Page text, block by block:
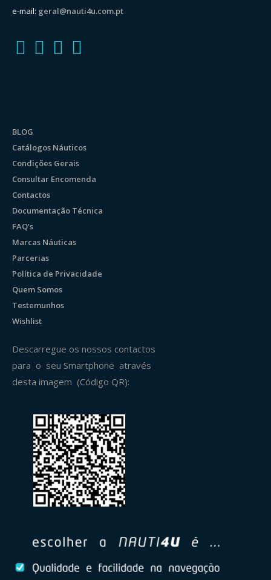
e-mail: geral@nauti4u.com.pt
BLOG
Catálogos Náuticos
Condições Gerais
Consultar Encomenda
Contactos
Documentação Técnica
FAQ’s
Marcas Náuticas
Parcerias
Política de Privacidade
Quem Somos
Testemunhos
Wishlist
Descarregue os nossos contactos
para o seu Smartphone através
desta imagem (Código QR):